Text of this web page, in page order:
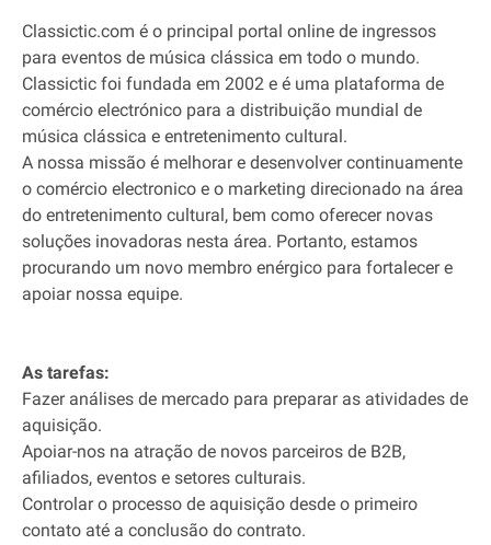
Classictic.com é o principal portal online de ingressos
para eventos de música clássica em todo o mundo.
Classictic foi fundada em 2002 e é uma plataforma de
comércio electrónico para a distribuição mundial de
música clássica e entretenimento cultural.
A nossa missão é melhorar e desenvolver continuamente
o comércio electronico e o marketing direcionado na área
do entretenimento cultural, bem como oferecer novas
soluções inovadoras nesta área. Portanto, estamos
procurando um novo membro enérgico para fortalecer e
apoiar nossa equipe.
As tarefas:
Fazer análises de mercado para preparar as atividades de
aquisição.
Apoiar-nos na atração de novos parceiros de B2B,
afiliados, eventos e setores culturais.
Controlar o processo de aquisição desde o primeiro
contato até a conclusão do contrato.